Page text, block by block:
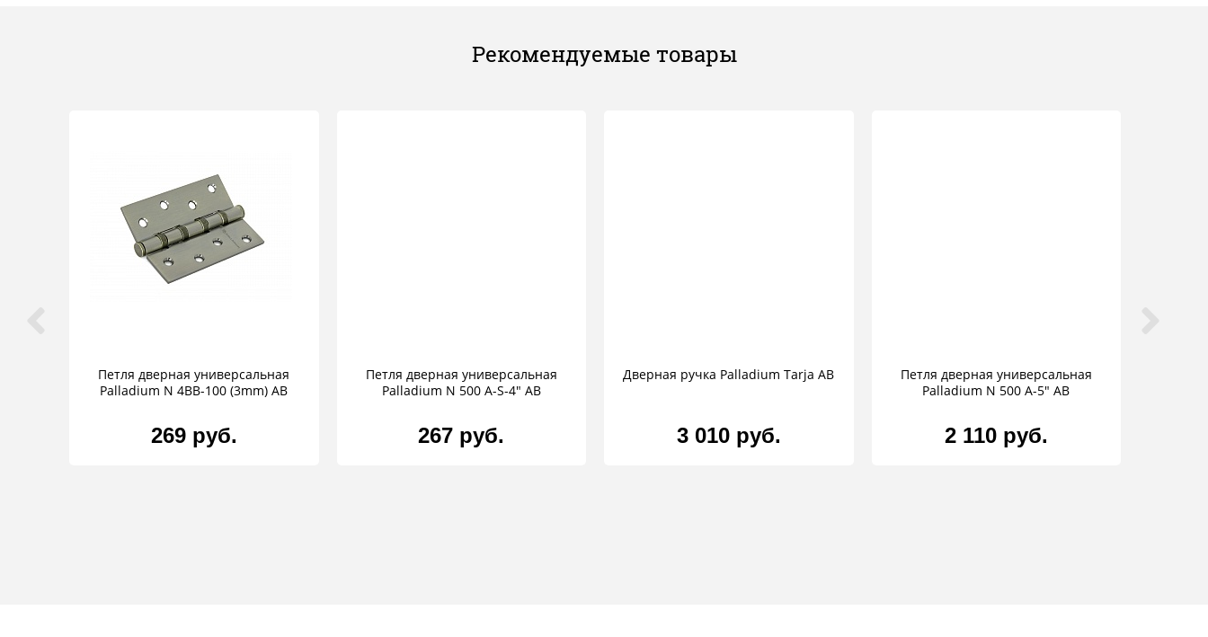
Рекомендуемые товары
Петля дверная универсальная
Palladium N 4BB-100 (3mm) AB
269 руб.
Петля дверная универсальная
Palladium N 500 А-S-4" AB
267 руб.
Дверная ручка Palladium Tarja AB
3 010 руб.
Петля дверная универсальная
Palladium N 500 A-5" AB
2 110 руб.